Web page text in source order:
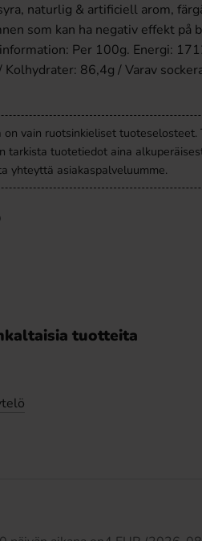
naturlig & artificiell arom,
som kan ha negativ effekt på
Per 100g. Energi:
86,4g / Varav
vain ruotsinkieliset tuoteselosteet.
tarkista tuotetiedot aina
yhteyttä asiakaspalveluumme.
tuotteita